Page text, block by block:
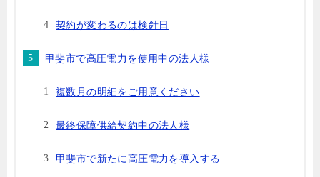
契約が変わるのは検針日
甲斐市で高圧電力を使用中の法人様
複数月の明細をご用意ください
最終保障供給契約中の法人様
甲斐市で新たに高圧電力を導入する